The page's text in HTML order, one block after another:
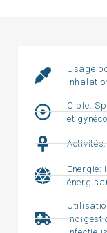
Usage
Cible:
et
Energie: